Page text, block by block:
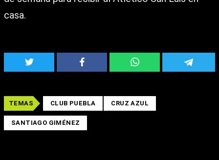
casa.
TEMAS CLUB PUEBLA CRUZ AZUL
SANTIAGO GIMÉNEZ